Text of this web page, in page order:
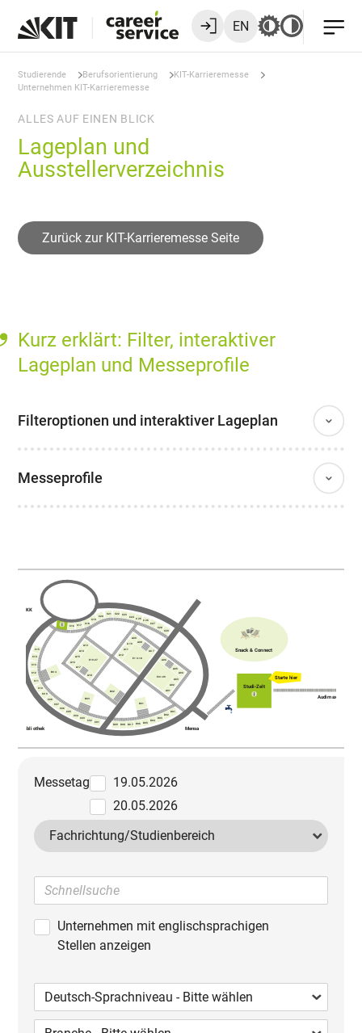
EN
Studierende Berufsorientierung
KIT-Karrieremesse
Unternehmen KIT-Karrieremesse
ALLES AUF EINEN BLICK
Lageplan und
Ausstellerverzeichnis
Zurück zur KIT-Karrieremesse Seite
Kurz erklärt: Filter, interaktiver
Lageplan und Messeprofile
Filteroptionen und interaktiver Lageplan
Messeprofile
A09
A08
A07
A10
A11
A12
E10-18
A06
A05
A04
A03
A02
A01
E01-09
B02
A17
A18
A14
A15
A16
E19-27
A13
B01
B03
B04
C17
C18
C19
C20
C21 C22 C23
C24 C25
C26
C27
C28
C29
C01
C02
C03
C04
C05
C06
C07
C08
C09
C10
C11
C12
C13
C14
C15
D09 D07 D06 D05
D04
D03
D02
D01
Studi-Zelt
C16
Audimax
Mensa
Bibliothek
AKK
Snack & Connect
Starte hier
Messetag
19.05.2026
20.05.2026
Fachrichtung/Studienbereich
Unternehmen mit englischsprachigen
Stellen anzeigen